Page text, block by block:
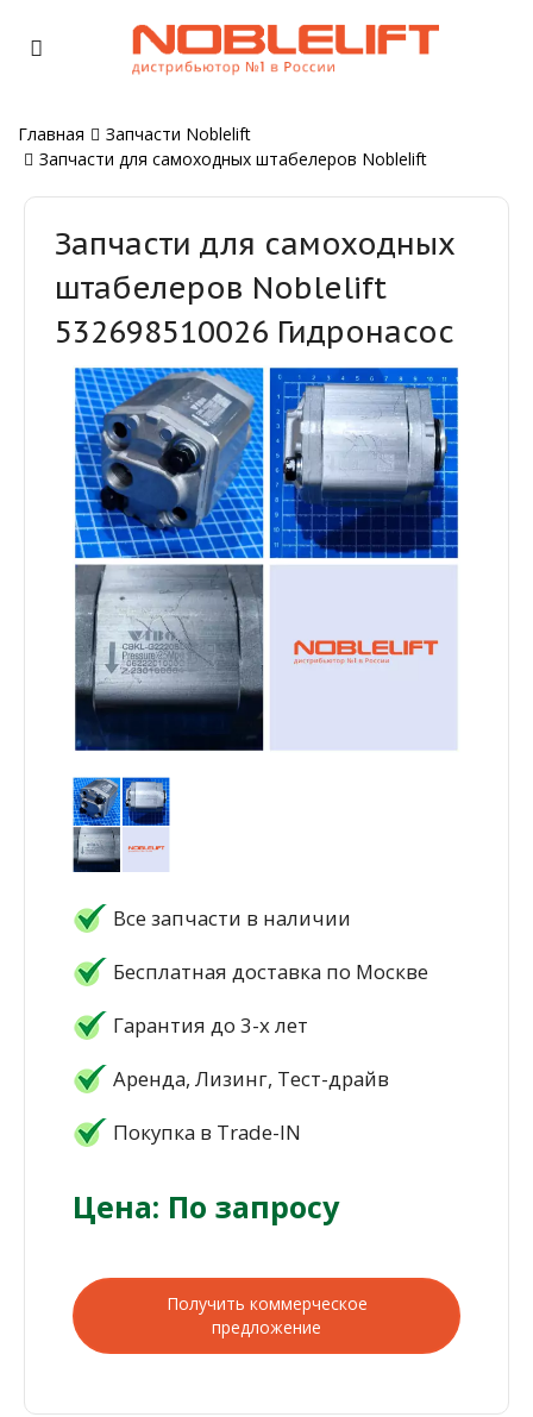
Главная
Запчасти Noblelift
Запчасти для самоходных штабелеров Noblelift
Запчасти для самоходных
штабелеров Noblelift
532698510026 Гидронасос
Все запчасти в наличии
Бесплатная доставка по Москве
Гарантия до 3-х лет
Аренда, Лизинг, Тест-драйв
Покупка в Trade-IN
Цена: По запросу
Получить коммерческое
предложение